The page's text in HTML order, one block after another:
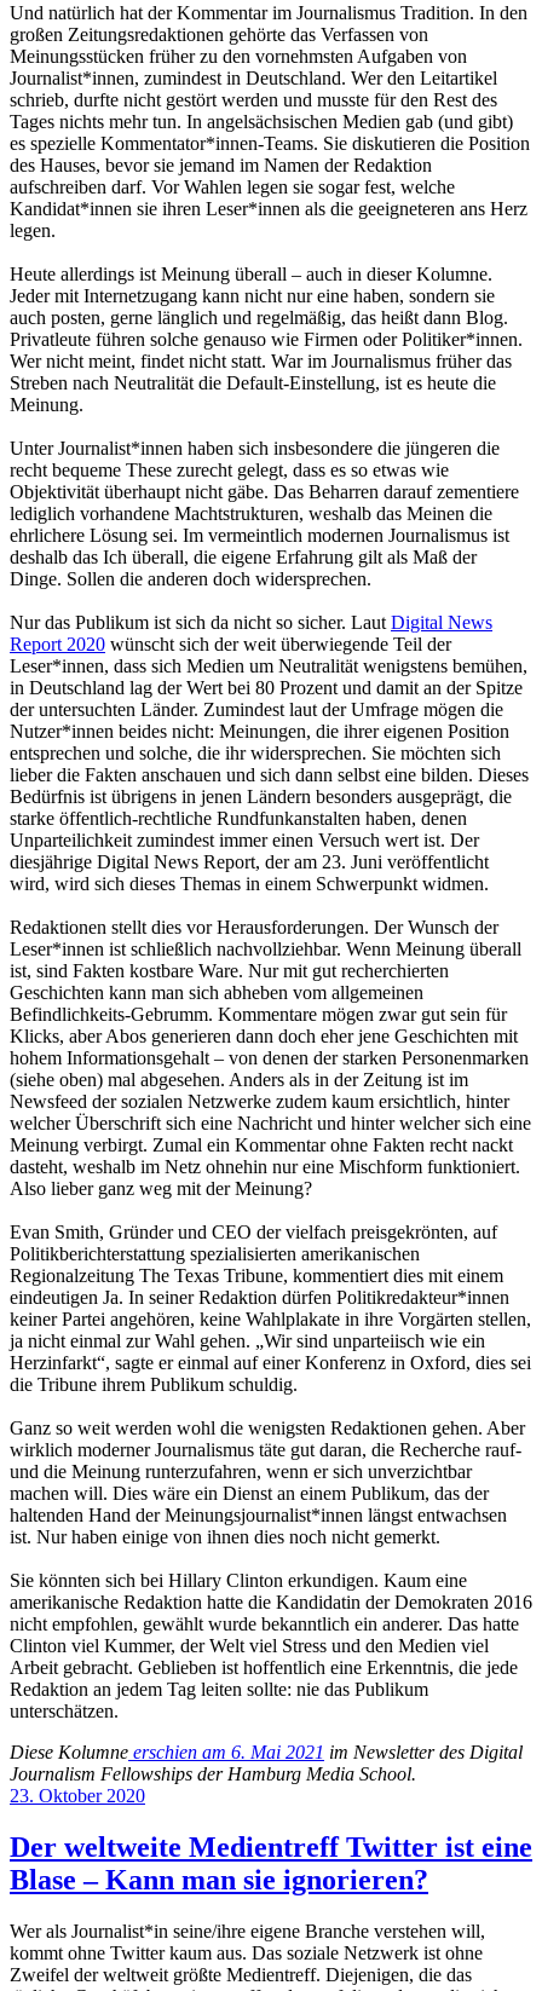
Und natürlich hat der Kommentar im Journalismus Tradition. In den
großen Zeitungsredaktionen gehörte das Verfassen von
Meinungsstücken früher zu den vornehmsten Aufgaben von
Journalist*innen, zumindest in Deutschland. Wer den Leitartikel
schrieb, durfte nicht gestört werden und musste für den Rest des
Tages nichts mehr tun. In angelsächsischen Medien gab (und gibt)
es spezielle Kommentator*innen-Teams. Sie diskutieren die Position
des Hauses, bevor sie jemand im Namen der Redaktion
aufschreiben darf. Vor Wahlen legen sie sogar fest, welche
Kandidat*innen sie ihren Leser*innen als die geeigneteren ans Herz
legen.
Heute allerdings ist Meinung überall – auch in dieser Kolumne.
Jeder mit Internetzugang kann nicht nur eine haben, sondern sie
auch posten, gerne länglich und regelmäßig, das heißt dann Blog.
Privatleute führen solche genauso wie Firmen oder Politiker*innen.
Wer nicht meint, findet nicht statt. War im Journalismus früher das
Streben nach Neutralität die Default-Einstellung, ist es heute die
Meinung.
Unter Journalist*innen haben sich insbesondere die jüngeren die
recht bequeme These zurecht gelegt, dass es so etwas wie
Objektivität überhaupt nicht gäbe. Das Beharren darauf zementiere
lediglich vorhandene Machtstrukturen, weshalb das Meinen die
ehrlichere Lösung sei. Im vermeintlich modernen Journalismus ist
deshalb das Ich überall, die eigene Erfahrung gilt als Maß der
Dinge. Sollen die anderen doch widersprechen.
Nur das Publikum ist sich da nicht so sicher. Laut Digital News
Report 2020 wünscht sich der weit überwiegende Teil der
Leser*innen, dass sich Medien um Neutralität wenigstens bemühen,
in Deutschland lag der Wert bei 80 Prozent und damit an der Spitze
der untersuchten Länder. Zumindest laut der Umfrage mögen die
Nutzer*innen beides nicht: Meinungen, die ihrer eigenen Position
entsprechen und solche, die ihr widersprechen. Sie möchten sich
lieber die Fakten anschauen und sich dann selbst eine bilden. Dieses
Bedürfnis ist übrigens in jenen Ländern besonders ausgeprägt, die
starke öffentlich-rechtliche Rundfunkanstalten haben, denen
Unparteilichkeit zumindest immer einen Versuch wert ist. Der
diesjährige Digital News Report, der am 23. Juni veröffentlicht
wird, wird sich dieses Themas in einem Schwerpunkt widmen.
Redaktionen stellt dies vor Herausforderungen. Der Wunsch der
Leser*innen ist schließlich nachvollziehbar. Wenn Meinung überall
ist, sind Fakten kostbare Ware. Nur mit gut recherchierten
Geschichten kann man sich abheben vom allgemeinen
Befindlichkeits-Gebrumm. Kommentare mögen zwar gut sein für
Klicks, aber Abos generieren dann doch eher jene Geschichten mit
hohem Informationsgehalt – von denen der starken Personenmarken
(siehe oben) mal abgesehen. Anders als in der Zeitung ist im
Newsfeed der sozialen Netzwerke zudem kaum ersichtlich, hinter
welcher Überschrift sich eine Nachricht und hinter welcher sich eine
Meinung verbirgt. Zumal ein Kommentar ohne Fakten recht nackt
dasteht, weshalb im Netz ohnehin nur eine Mischform funktioniert.
Also lieber ganz weg mit der Meinung?
Evan Smith, Gründer und CEO der vielfach preisgekrönten, auf
Politikberichterstattung spezialisierten amerikanischen
Regionalzeitung The Texas Tribune, kommentiert dies mit einem
eindeutigen Ja. In seiner Redaktion dürfen Politikredakteur*innen
keiner Partei angehören, keine Wahlplakate in ihre Vorgärten stellen,
ja nicht einmal zur Wahl gehen. „Wir sind unparteiisch wie ein
Herzinfarkt“, sagte er einmal auf einer Konferenz in Oxford, dies sei
die Tribune ihrem Publikum schuldig.
Ganz so weit werden wohl die wenigsten Redaktionen gehen. Aber
wirklich moderner Journalismus täte gut daran, die Recherche rauf-
und die Meinung runterzufahren, wenn er sich unverzichtbar
machen will. Dies wäre ein Dienst an einem Publikum, das der
haltenden Hand der Meinungsjournalist*innen längst entwachsen
ist. Nur haben einige von ihnen dies noch nicht gemerkt.
Sie könnten sich bei Hillary Clinton erkundigen. Kaum eine
amerikanische Redaktion hatte die Kandidatin der Demokraten 2016
nicht empfohlen, gewählt wurde bekanntlich ein anderer. Das hatte
Clinton viel Kummer, der Welt viel Stress und den Medien viel
Arbeit gebracht. Geblieben ist hoffentlich eine Erkenntnis, die jede
Redaktion an jedem Tag leiten sollte: nie das Publikum
unterschätzen.
Diese Kolumne erschien am 6. Mai 2021 im Newsletter des Digital
Journalism Fellowships der Hamburg Media School.
Veröffentlicht
23. Oktober 2020
Der weltweite Medientreff Twitter ist eine
Blase – Kann man sie ignorieren?
Wer als Journalist*in seine/ihre eigene Branche verstehen will,
kommt ohne Twitter kaum aus. Das soziale Netzwerk ist ohne
Zweifel der weltweit größte Medientreff. Diejenigen, die das